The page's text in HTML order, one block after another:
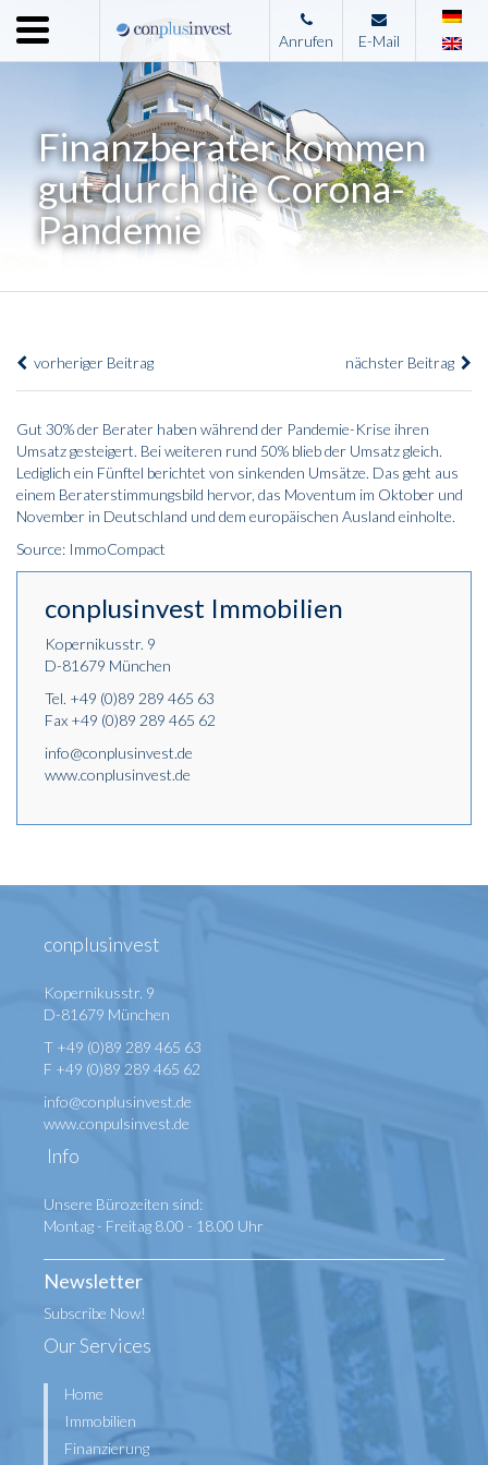
Menu
Home
Unternehmen
Leistungen
Immobilienangebote
News
Impressum
Anrufen E-Mail
Finanzberater kommen
gut durch die Corona-
Pandemie
vorheriger Beitrag nächster Beitrag
Gut 30% der Berater haben während der Pandemie-Krise ihren
Umsatz gesteigert. Bei weiteren rund 50% blieb der Umsatz gleich.
Lediglich ein Fünftel berichtet von sinkenden Umsätze. Das geht aus
einem Beraterstimmungsbild hervor, das Moventum im Oktober und
November in Deutschland und dem europäischen Ausland einholte.
Source: ImmoCompact
conplusinvest Immobilien
Kopernikusstr. 9
D-81679 München
Tel. +49 (0)89 289 465 63
Fax +49 (0)89 289 465 62
info@conplusinvest.de
www.conplusinvest.de
conplusinvest
Kopernikusstr. 9
D-81679 München
T +49 (0)89 289 465 63
F +49 (0)89 289 465 62
info@conplusinvest.de
www.conpulsinvest.de
Info
Unsere Bürozeiten sind:
Montag - Freitag 8.00 - 18.00 Uhr
Newsletter
Subscribe Now!
Our Services
Home
Immobilien
Finanzierung